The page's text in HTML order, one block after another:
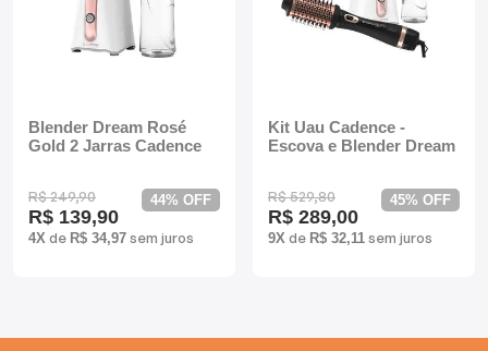
Blender Dream Rosé
Gold 2 Jarras Cadence
R$ 249,90
R$ 139,90
4X de R$ 34,97 sem juros
44% OFF
Kit Uau Cadence -
Escova e Blender Dream
R$ 529,80
R$ 289,00
9X de R$ 32,11 sem juros
45% OFF
Coifas
Panelas Elétricas